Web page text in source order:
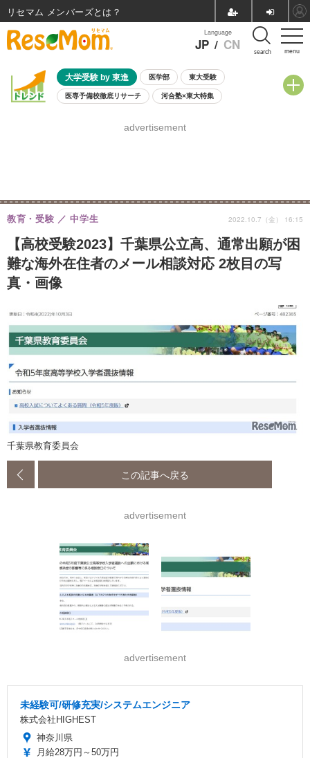
menu
Language
JP / CN search
大学受験 by 東進 医学部 東大受験
医専予備校徹底リサーチ 河合塾×東大特集
8月開催学校説明会・相談会
advertisement
【高校受験2023】千葉県公立高、通常出願が困
難な海外在住者のメール相談対応 2枚目の写
真・画像
教育・受験 中学生 2022.10.7（金） 16:15
千葉県教育委員会
この記事へ戻る
advertisement
advertisement
未経験可/研修充実/システムエンジニア
株式会社HIGHEST
神奈川県
月給28万円～50万円
リセマム メンバーズ